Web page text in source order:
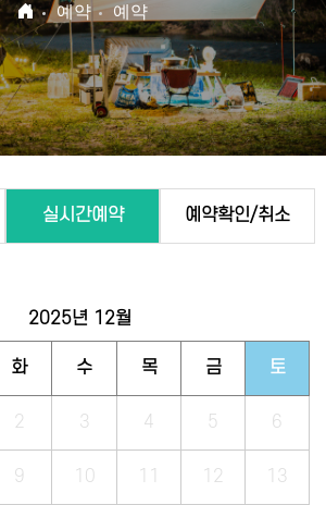
예약 예약
실시간예약 예약확인/취소
2025년 12월
화 수 목 금 토
2 3 4 5 6
9 10 11 12 13